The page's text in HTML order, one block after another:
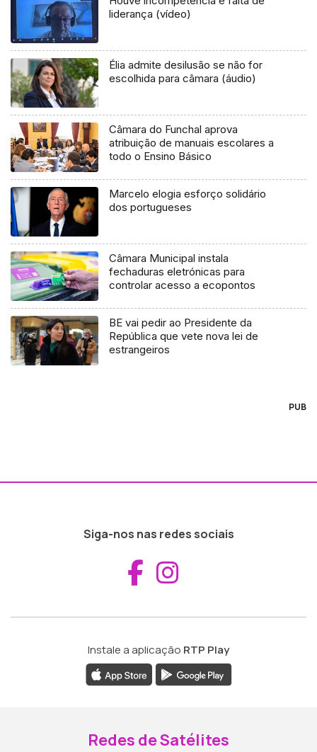
liderança (vídeo)
Élia admite desilusão se não for
escolhida para câmara (áudio)
Câmara do Funchal aprova
atribuição de manuais escolares a
todo o Ensino Básico
Marcelo elogia esforço solidário
dos portugueses
Câmara Municipal instala
fechaduras eletrónicas para
controlar acesso a ecopontos
BE vai pedir ao Presidente da
República que vete nova lei de
estrangeiros
PUB
Siga-nos nas redes sociais
Aceder ao
Instale a aplicação RTP Play
Redes de Satélites